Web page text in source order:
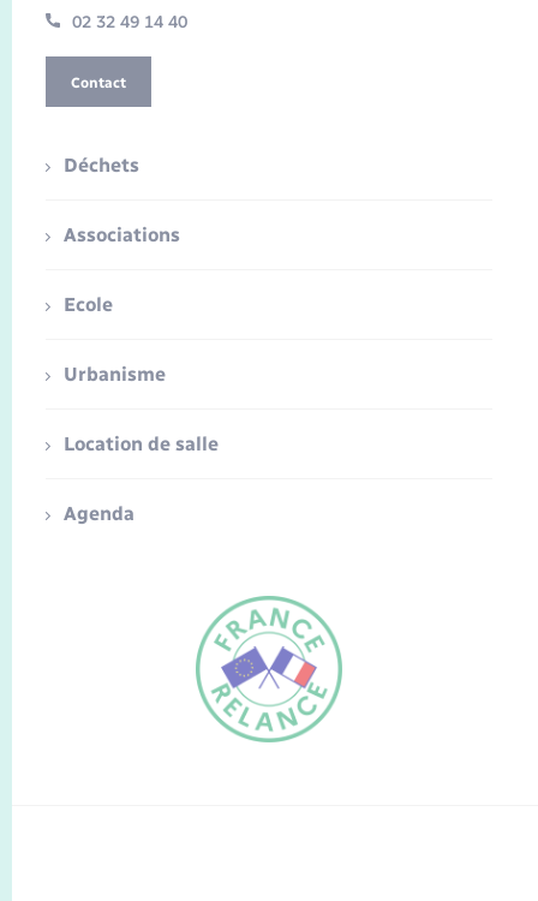
FR
02 32 49 14 40
Contact
Déchets
Associations
Ecole
Urbanisme
Location de salle
Agenda